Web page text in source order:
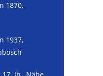
1870,
1937,